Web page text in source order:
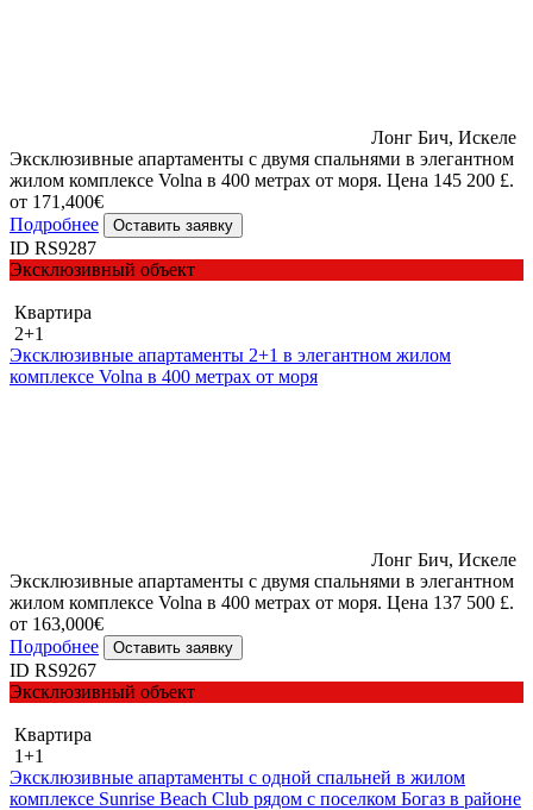
Лонг Бич, Искеле
Эксклюзивные апартаменты с двумя спальнями в элегантном
жилом комплексе Volna в 400 метрах от моря. Цена 145 200 £.
от 171,400€
Подробнее
Оставить заявку
ID RS9287
Эксклюзивный объект
Квартира
2+1
Эксклюзивные апартаменты 2+1 в элегантном жилом
комплексе Volna в 400 метрах от моря
Лонг Бич, Искеле
Эксклюзивные апартаменты с двумя спальнями в элегантном
жилом комплексе Volna в 400 метрах от моря. Цена 137 500 £.
от 163,000€
Подробнее
Оставить заявку
ID RS9267
Эксклюзивный объект
Квартира
1+1
Эксклюзивные апартаменты с одной спальней в жилом
комплексе Sunrise Beach Club рядом с поселком Богаз в районе